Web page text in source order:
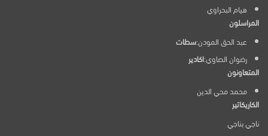
هيام البحراوي
المراسلون
عبد الحق المودن:سطات
رضوان الصاوي:اكادير
المتعاونون
محمد محي الدين
الكاريكاتير
ناجي بناجي